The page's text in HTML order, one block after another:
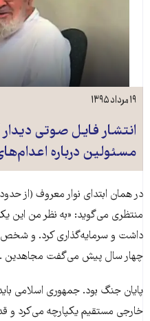
انتشار فایل صوتی دیدار
مسئولین درباره اعدام‌های
۱۹ مرداد ۱۳۹۵
منتظری می‌گوید: «به نظر من این
داشت و سرمایه‌گذاری کرد. و شخص
چهار سال پیش می‌گفت مجاهدین ...
پایان جنگ بود. جمهوری اسلامی
خارجی مستقیم یکپارچه می‌کرد و